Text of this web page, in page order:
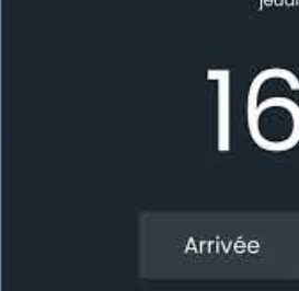
les plus
ce important de contrôler